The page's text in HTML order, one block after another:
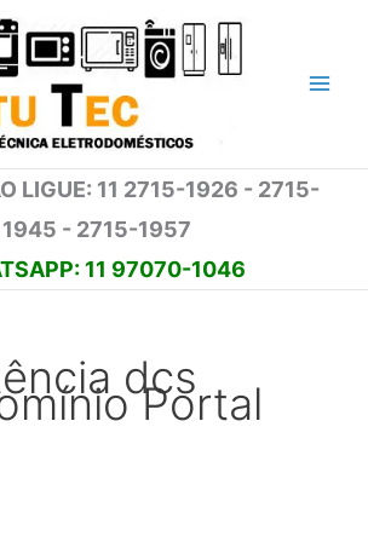
LIGUE: 11 2715-1926 - 2715-
1945 - 2715-1957
11 97070-1046
dcs
Portal